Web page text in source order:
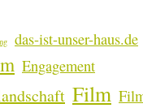
das-ist-unser-haus.de
Engagement
Film